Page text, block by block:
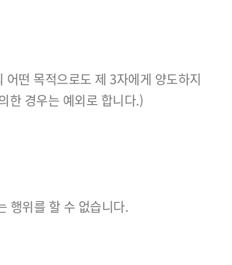
떤 목적으로도 제 3자에게 양도하지
한 경우는 예외로 합니다.)
행위를 할 수 없습니다.